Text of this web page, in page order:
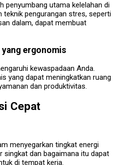
penyumbang utama kelelahan di
pengurangan stres, seperti
dalam, dapat membuat
ergonomis
kewaspadaan Anda.
yang dapat meningkatkan ruang
dan produktivitas.
Cepat
menyegarkan tingkat energi
singkat dan bagaimana itu dapat
di tempat kerja.